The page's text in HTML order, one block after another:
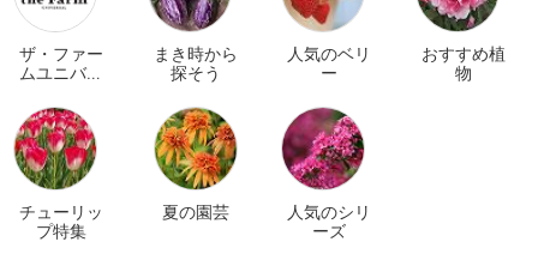
ザ・ファー
ムユニバー
イン
まき時から
探そう
人気のベリ
ー
おすすめ植
物
チューリッ
プ特集
夏の園芸
人気のシリ
ーズ